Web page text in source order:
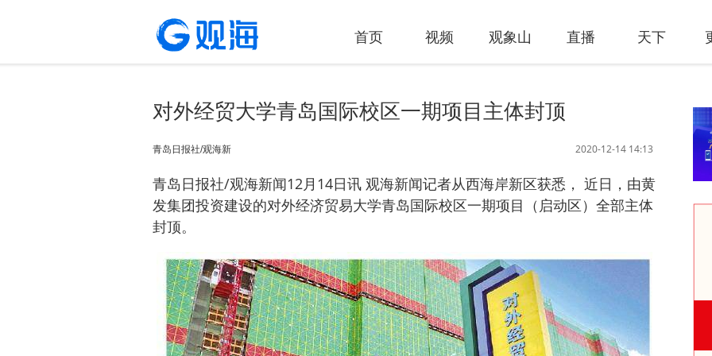
首页 视频 观象山 直播 天下
对外经贸大学青岛国际校区一期项目主体封顶
2020-12-14 14:13
青岛日报社/观海新
青岛日报社/观海新闻12月14日讯 观海新闻记者从西海岸新区获悉， 近日，由黄
发集团投资建设的对外经济贸易大学青岛国际校区一期项目（启动区）全部主体
封顶。